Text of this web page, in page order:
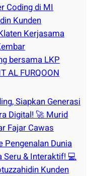
Coding di MI
Kunden
Kerjasama
bersama LKP
AL FURQOON
Siapkan Generasi
Digital! 🚀 Murid
Fajar Cawas
Pengenalan Dunia
Seru & Interaktif! 💻
Kunden